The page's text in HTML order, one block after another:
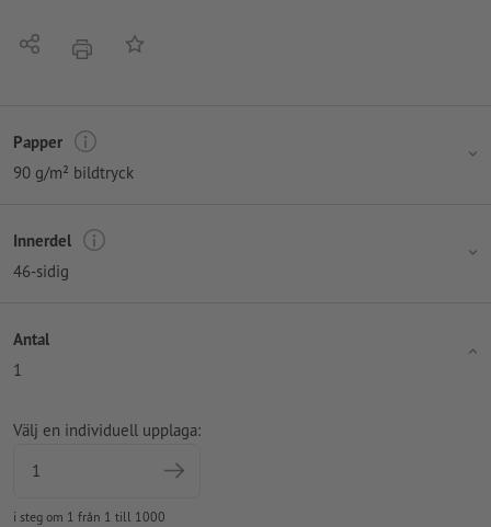
Dela erbjudandePå anteckningslistan
Papper
90 g/m² bildtryck
Innerdel
46-sidig
Antal
1
Välj en individuell upplaga:
i steg om 1 från 1 till 1000